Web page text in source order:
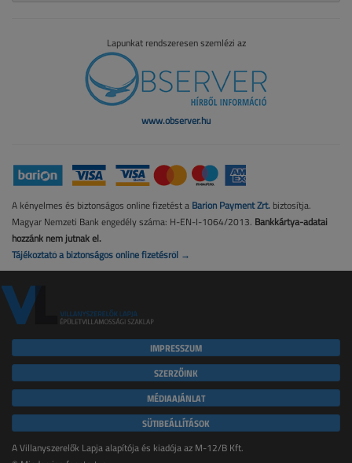
Lapunkat rendszeresen szemlézi az
www.observer.hu
A kényelmes és biztonságos online fizetést a Barion Payment Zrt. biztosítja.
Magyar Nemzeti Bank engedély száma: H-EN-I-1064/2013. Bankkártya-adatai
hozzánk nem jutnak el.
Tájékoztató a biztonságos online fizetésről →
IMPRESSZUM
SZERZŐINK
MÉDIAAJÁNLAT
SÜTIBEÁLLÍTÁSOK
A Villanyszerelők Lapja alapítója és kiadója az M-12/B Kft.